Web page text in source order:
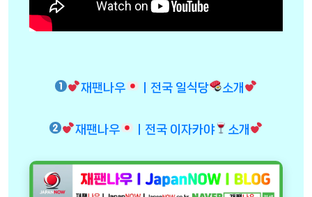
재팬나우 ㅣ전국 일식당 소개
재팬나우 ㅣ전국 이자카야 소개